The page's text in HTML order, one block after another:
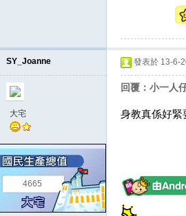
SY_Joanne
大宅
4665
發表於 13-6-
回覆：小一人
身教真係好緊